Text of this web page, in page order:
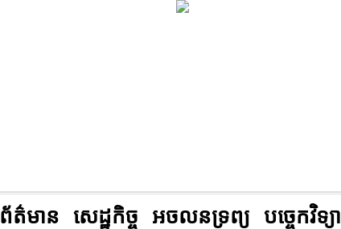
ព័ត៌មាន សេដ្ឋកិច្ច អចលនទ្រព្យ បច្ចេកវិទ្យា